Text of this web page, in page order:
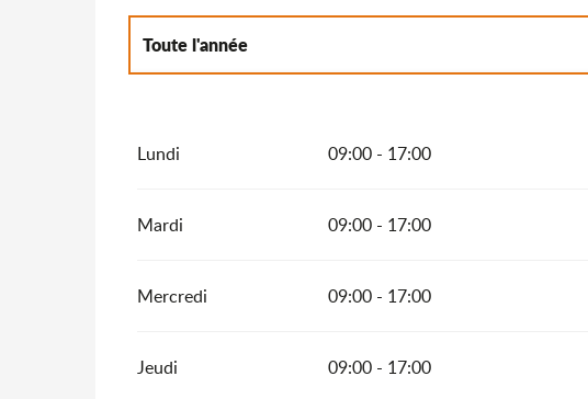
Toute l'année
Lundi 09:00 - 17:00
Mardi 09:00 - 17:00
Mercredi 09:00 - 17:00
Jeudi 09:00 - 17:00